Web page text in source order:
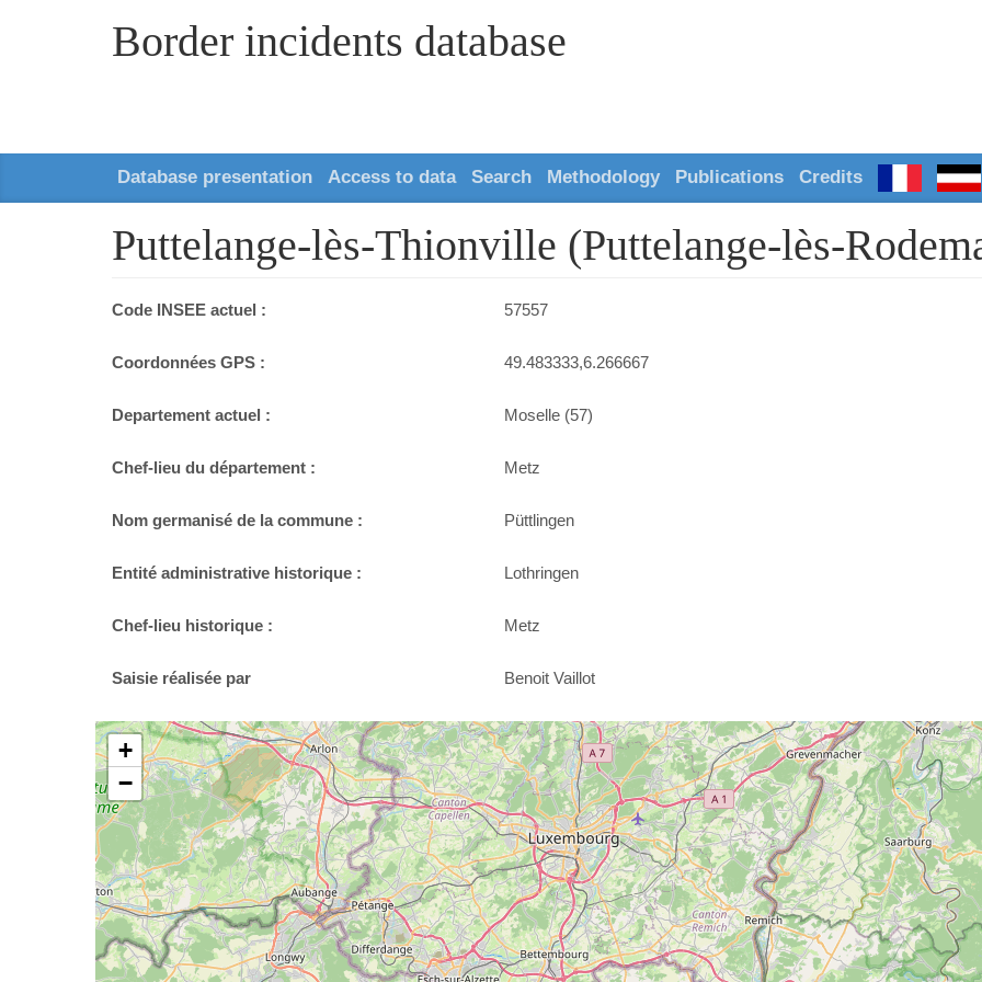
Border incidents database
Database presentation Access to data Search Methodology Publications Credits
Puttelange-lès-Thionville (Puttelange-lès-
Code INSEE actuel : 57557
Coordonnées GPS : 49.483333,6.266667
Departement actuel : Moselle (57)
Chef-lieu du département : Metz
Nom germanisé de la commune : Püttlingen
Entité administrative historique : Lothringen
Chef-lieu historique : Metz
Saisie réalisée par Benoit Vaillot
+
−